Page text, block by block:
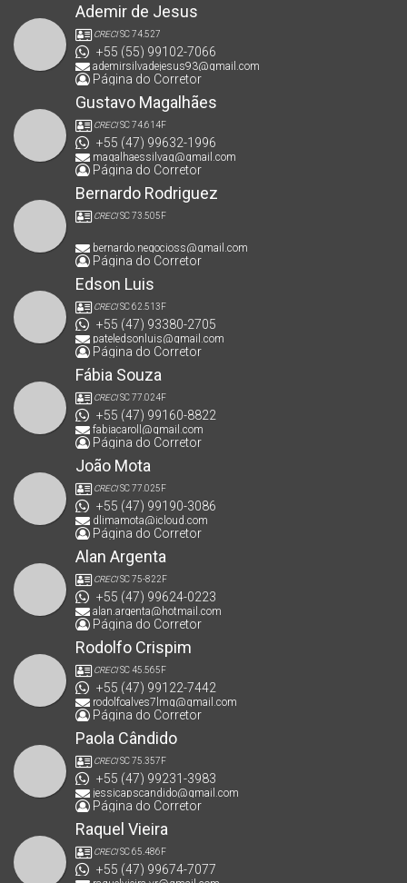
Ademir de Jesus
CRECISC 74.527
+55 (55) 99102-7066
ademirsilvadejesus93@gmail.com
Página do Corretor
Gustavo Magalhães
CRECISC 74.614F
+55 (47) 99632-1996
magalhaessilvag@gmail.com
Página do Corretor
Bernardo Rodriguez
CRECISC 73.505F
bernardo.negocioss@gmail.com
Página do Corretor
Edson Luis
CRECISC 62.513F
+55 (47) 93380-2705
pateledsonluis@gmail.com
Página do Corretor
Fábia Souza
CRECISC 77.024F
+55 (47) 99160-8822
fabiacaroll@gmail.com
Página do Corretor
João Mota
CRECISC 77.025F
+55 (47) 99190-3086
dlimamota@icloud.com
Página do Corretor
Alan Argenta
CRECISC 75-822F
+55 (47) 99624-0223
alan.argenta@hotmail.com
Página do Corretor
Rodolfo Crispim
CRECISC 45.565F
+55 (47) 99122-7442
rodolfoalves7lmg@gmail.com
Página do Corretor
Paola Cândido
CRECISC 75.357F
+55 (47) 99231-3983
jessicapscandido@gmail.com
Página do Corretor
Raquel Vieira
CRECISC 65.486F
+55 (47) 99674-7077